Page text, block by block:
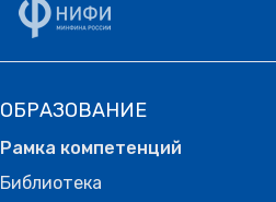
ОБРАЗОВАНИЕ
Рамка компетенций
Библиотека